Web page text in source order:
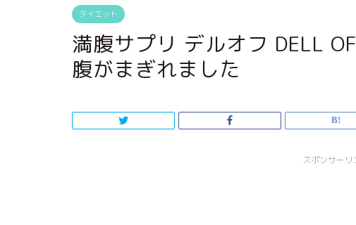
ダイエット
満腹サプリ デルオフ DELL
腹がまぎれました
スポンサーリ